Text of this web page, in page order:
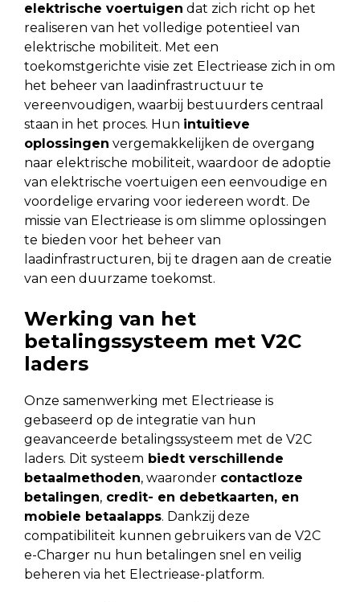
elektrische voertuigen dat zich richt op het
realiseren van het volledige potentieel van
elektrische mobiliteit. Met een
toekomstgerichte visie zet Electriease zich in om
het beheer van laadinfrastructuur te
vereenvoudigen, waarbij bestuurders centraal
staan in het proces. Hun intuitieve
oplossingen vergemakkelijken de overgang
naar elektrische mobiliteit, waardoor de adoptie
van elektrische voertuigen een eenvoudige en
voordelige ervaring voor iedereen wordt. De
missie van Electriease is om slimme oplossingen
te bieden voor het beheer van
laadinfrastructuren, bij te dragen aan de creatie
van een duurzame toekomst.
Werking van het
betalingssysteem met V2C
laders
Onze samenwerking met Electriease is
gebaseerd op de integratie van hun
geavanceerde betalingssysteem met de V2C
laders. Dit systeem biedt verschillende
betaalmethoden, waaronder contactloze
betalingen, credit- en debetkaarten, en
mobiele betaalapps. Dankzij deze
compatibiliteit kunnen gebruikers van de V2C
e-Charger nu hun betalingen snel en veilig
beheren via het Electriease-platform.